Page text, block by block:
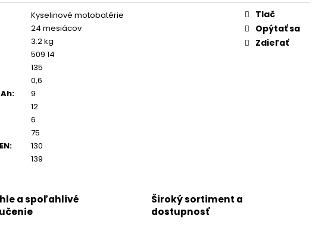
Kyselinové motobatérie
24 mesiácov
3.2 kg
509 14
135
0,6
:
9
12
6
75
:
130
139
Tlač
Opýtať sa
Zdieľať
a spoľahlivé
Široký sortiment a
dostupnosť